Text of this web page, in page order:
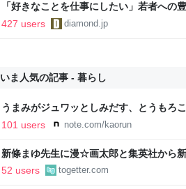
「好きなことを仕事にしたい」若者への
音も出なかった
427 users diamond.jp
いま人気の記事 - 暮らし
うまみがジュワッとしみだす、とうもろ
101 users
note.com/kaorun
新條まゆ先生に漫☆画太郎と集英社から
いたいと連絡があり承諾したら家宝レベ
52 users togetter.com